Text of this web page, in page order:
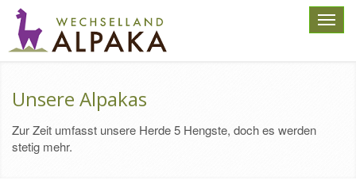
Unsere Alpakas
Zur Zeit umfasst unsere Herde 5 Hengste, doch es werden
stetig mehr.